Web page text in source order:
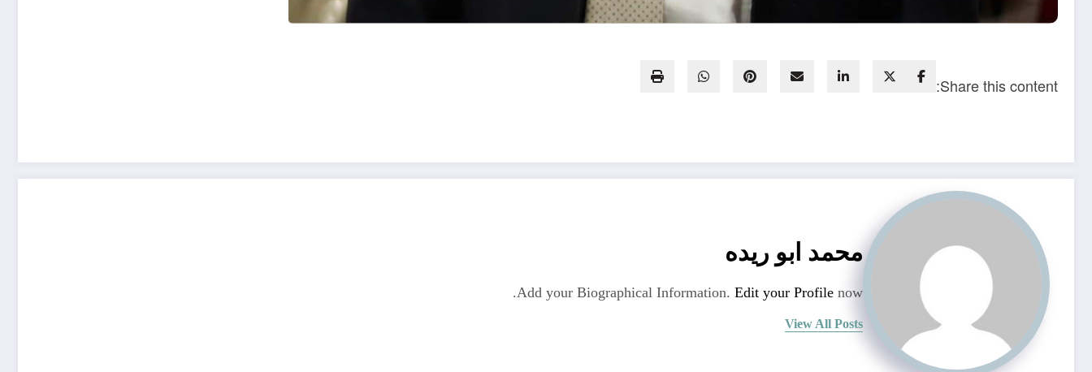
Share this content:
محمد ابو ريده
Add your Biographical Information. Edit your Profile now.
View All Posts